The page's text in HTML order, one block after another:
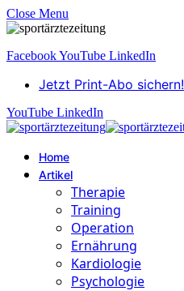
Close Menu
FacebookYouTube LinkedIn
Jetzt Print-Abo sichern!
YouTube LinkedIn
Home
Artikel
Therapie
Training
Operation
Ernährung
Kardiologie
Psychologie